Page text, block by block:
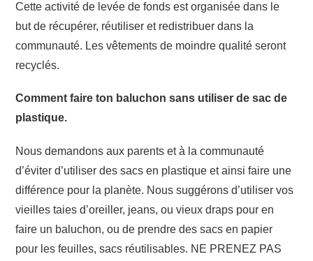
Cette activité de levée de fonds est organisée dans le
but de récupérer, réutiliser et redistribuer dans la
communauté. Les vêtements de moindre qualité seront
recyclés.
Comment faire ton baluchon sans utiliser de sac de
plastique.
Nous demandons aux parents et à la communauté
d’éviter d’utiliser des sacs en plastique et ainsi faire une
différence pour la planète. Nous suggérons d’utiliser vos
vieilles taies d’oreiller, jeans, ou vieux draps pour en
faire un baluchon, ou de prendre des sacs en papier
pour les feuilles, sacs réutilisables. NE PRENEZ PAS